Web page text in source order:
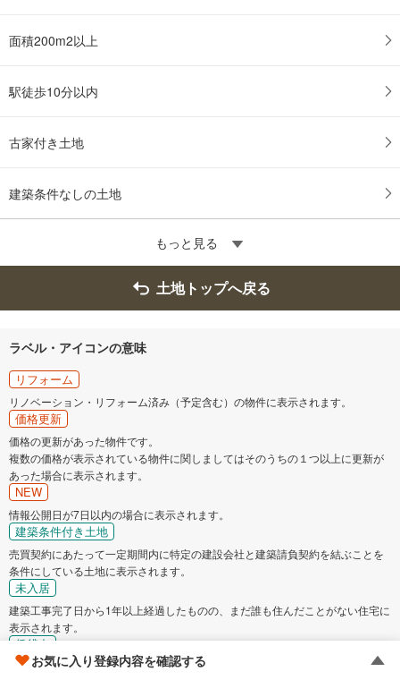
面積200m2以上
駅徒歩10分以内
古家付き土地
建築条件なしの土地
もっと見る
土地トップへ戻る
ラベル・アイコンの意味
リフォーム
リノベーション・リフォーム済み（予定含む）の物件に表示されます。
価格更新
価格の更新があった物件です。
複数の価格が表示されている物件に関しましてはそのうちの１つ以上に更新が
あった場合に表示されます。
NEW
情報公開日が7日以内の場合に表示されます。
建築条件付き土地
売買契約にあたって一定期間内に特定の建設会社と建築請負契約を結ぶことを
条件にしている土地に表示されます。
未入居
建築工事完了日から1年以上経過したものの、まだ誰も住んだことがない住宅に
表示されます。
賃貸中
賃貸中の物件に表示されます。
お気に入り登録内容を確認する